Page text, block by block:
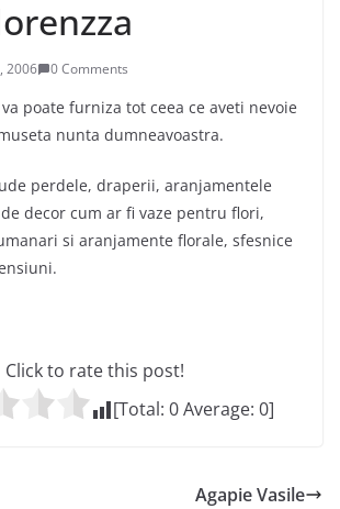
2006 0 Comments
va poate furniza tot ceea ce aveti nevoie
nunta dumneavoastra.
perdele, draperii, aranjamentele
decor cum ar fi vaze pentru flori,
si aranjamente florale, sfesnice
Click to rate this post!
[Total: 0Average: 0]
Agapie Vasile